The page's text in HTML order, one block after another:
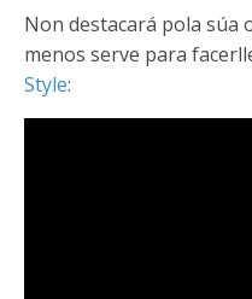
Non destacará pola súa
menos serve para
Style: